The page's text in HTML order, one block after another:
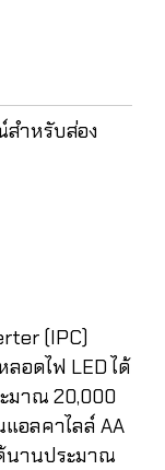
ำหรับส่อง
(IPC)
อดไฟ LED ได้
มาณ 20,000
อลคาไลล์ AA
นานประมาณ